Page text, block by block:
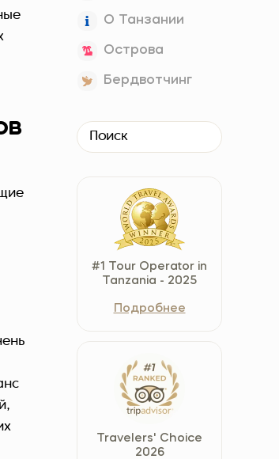
(Nederlands)
(Македонски)
О Танзании
Острова
Бердвотчинг
#1 Tour Operator in
Tanzania - 2025
Подробнее
Travelers' Choice
2026